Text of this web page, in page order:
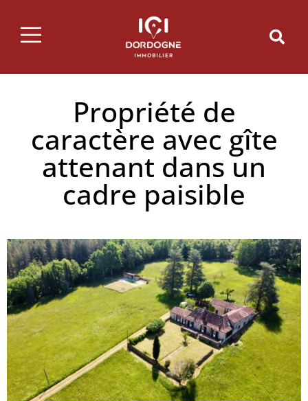
Propriété de
caractère avec gîte
attenant dans un
cadre paisible